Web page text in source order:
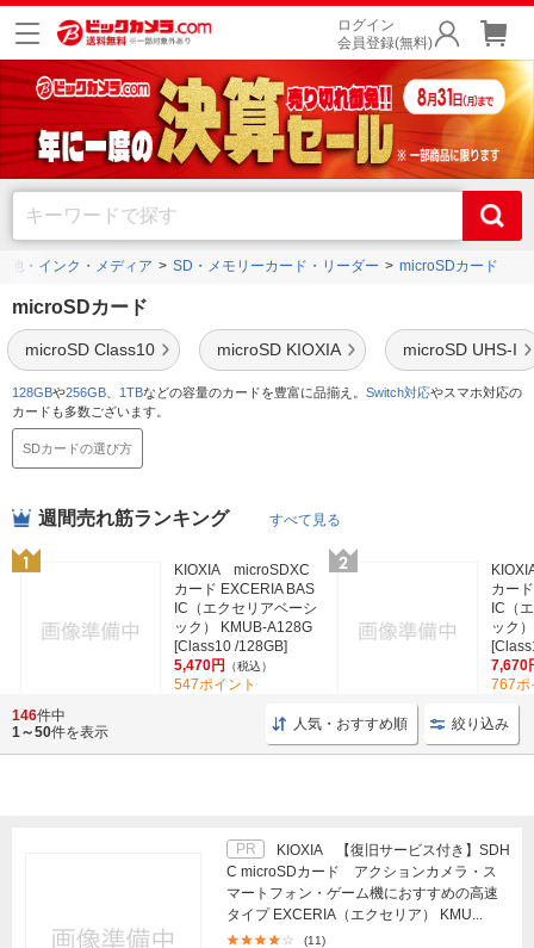
ログイン
会員登録(無料)
池・インク・メディア SD・メモリーカード・リーダー microSDカード
microSDカード
microSD Class10 microSD KIOXIA microSD UHS-I
128GBや256GB 1TBなどの容量のカードを豊富に品揃え。 Switch対応やスマホ対応の
カードも多数ございます。
SDカードの選び方
週間売れ筋ランキング すべて見る
KIOXIA microSDXC
カード EXCERIA BAS
IC（エクセリアベーシ
ック） KMUB-A128G
[Class10 /128GB]
5,470円
（税込）
547ポイント
カー
IC（
ック
7,670
767ポ
146件中
1～50件を表示 人気・おすすめ順 絞り込み
PR
KIOXIA 【復旧サービス付き】SDH
C microSDカード アクションカメラ・ス
マートフォン・ゲーム機におすすめの高速
タイプ EXCERIA（エクセリア） KMU...
(11)